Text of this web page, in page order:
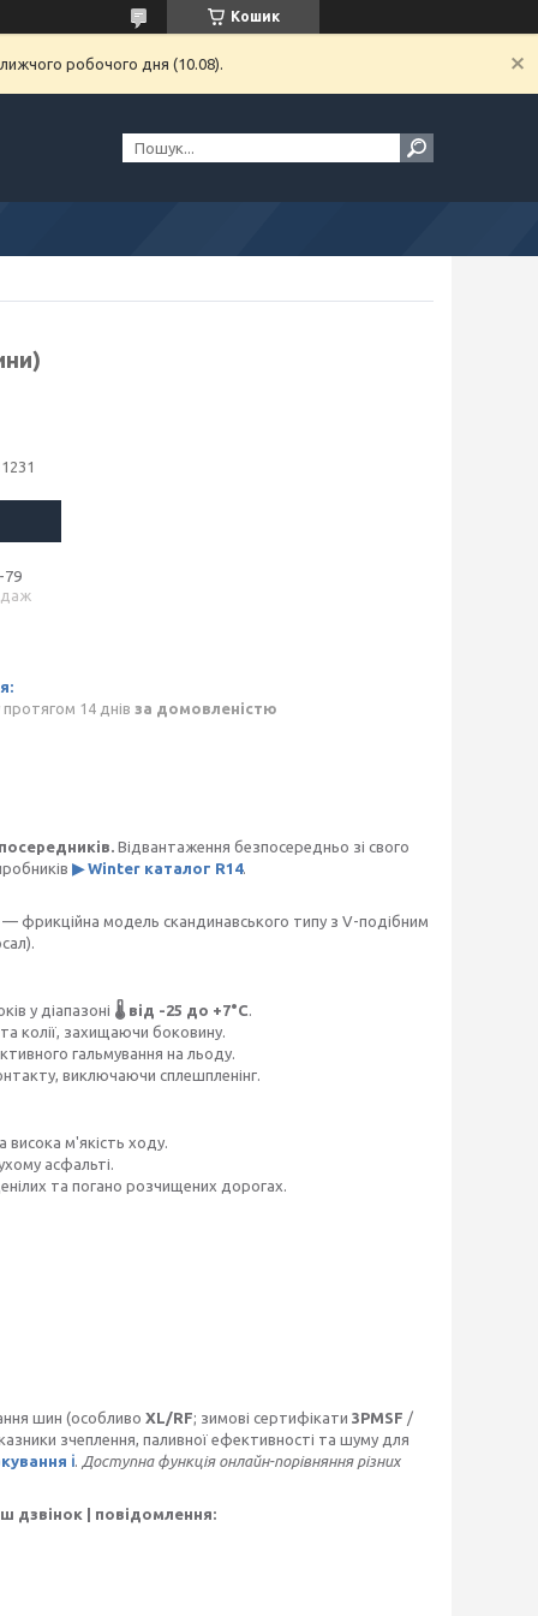
Кошик
робочого дня (10.08).
79
14 днів за домовленістю
Відвантаження безпосередньо зі свого
▶ Winter каталог R14.
— фрикційна модель скандинавського типу з V-подібним
у діапазоні 🌡️ від -25 до +7°C.
колії, захищаючи боковину.
гальмування на льоду.
виключаючи сплешпленінг.
висока м'якість ходу.
асфальті.
та погано розчищених дорогах.
шин (особливо XL/RF; зимові сертифікати 3PMSF /
зчеплення, паливної ефективності та шуму для
ℹ️. Доступна функція онлайн-порівняння різних
дзвінок | повідомлення: